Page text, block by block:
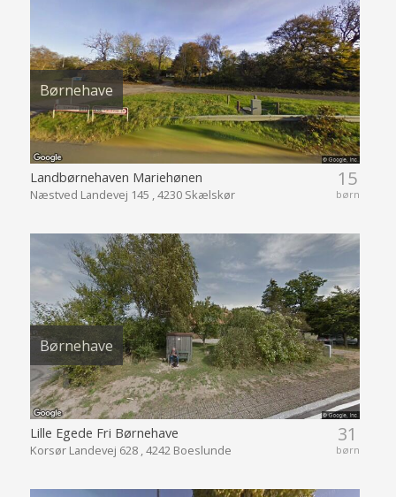
Børnehave
15
børn
Landbørnehaven Mariehønen
Næstved Landevej 145 , 4230 Skælskør
Børnehave
31
børn
Lille Egede Fri Børnehave
Korsør Landevej 628 , 4242 Boeslunde